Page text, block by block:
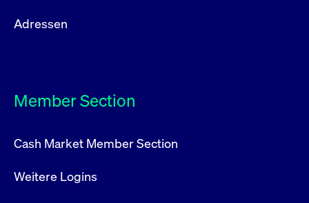
Adressen
Member Section
Cash Market Member Section
Weitere Logins